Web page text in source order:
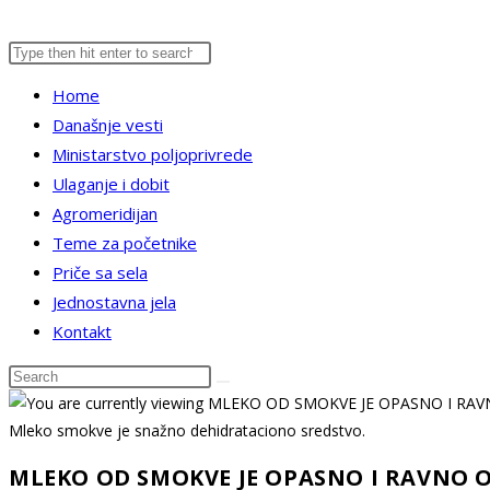
website
search
Search
website
Press
the
Home
Današnje vesti
Ministarstvo poljoprivrede
Ulaganje i dobit
Agromeridijan
Teme za početnike
Priče sa sela
Jednostavna jela
Kontakt
Search
this
website
Mleko smokve je snažno dehidrataciono sredstvo.
MLEKO OD SMOKVE JE OPASNO I RAVNO